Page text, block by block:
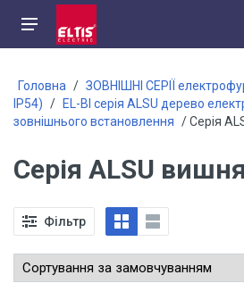
Головна / ЗОВНІШНІ СЕРІЇ
ІР54) /
EL-BI серія ALSU дерево
зовнішнього встановлення / Серія
Серія ALSU вишня
Фільтр